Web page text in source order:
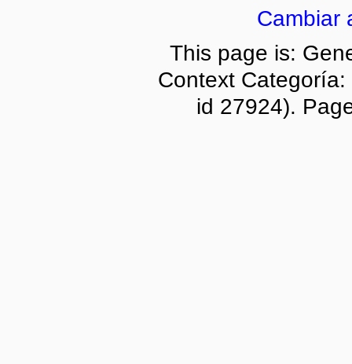
Cambiar
This page is:
Context
id 27924).